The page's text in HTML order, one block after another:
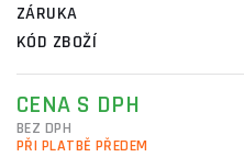
ZÁRUKA
KÓD ZBOŽÍ
CENA S DPH
BEZ DPH
PŘI PLATBĚ PŘEDEM